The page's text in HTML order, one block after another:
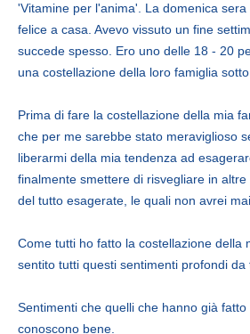
'Vitamine per l'anima'. La domenica
felice a casa. Avevo vissuto un fine
succede spesso. Ero uno delle 18 - 20
una costellazione della loro famiglia
Prima di fare la costellazione della mia
che per me sarebbe stato meraviglioso
liberarmi della mia tendenza ad
finalmente smettere di risvegliare in
del tutto esagerate, le quali non avrei
Come tutti ho fatto la costellazione della
sentito tutti questi sentimenti profondi da
Sentimenti che quelli che hanno già
conoscono bene.